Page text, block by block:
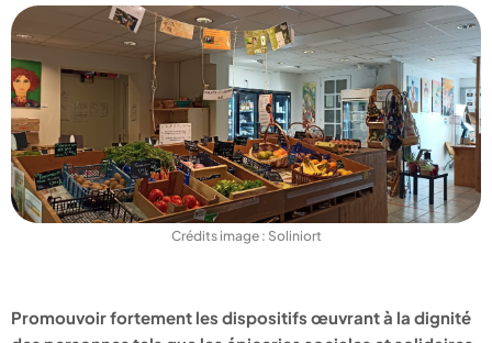
Crédits image : Soliniort
Promouvoir fortement les dispositifs œuvrant à la dignité